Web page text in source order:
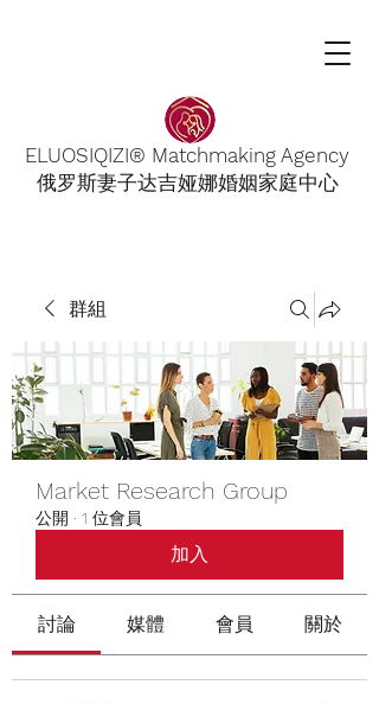
ELUOSIQIZI® Matchmaking Agency
俄罗斯妻子达吉娅娜婚姻家庭中心
群組
Market Research Group
公開 · 1 位會員
加入
討論 媒體 會員 關於